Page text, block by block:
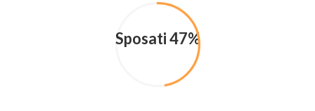
Sposati 47%